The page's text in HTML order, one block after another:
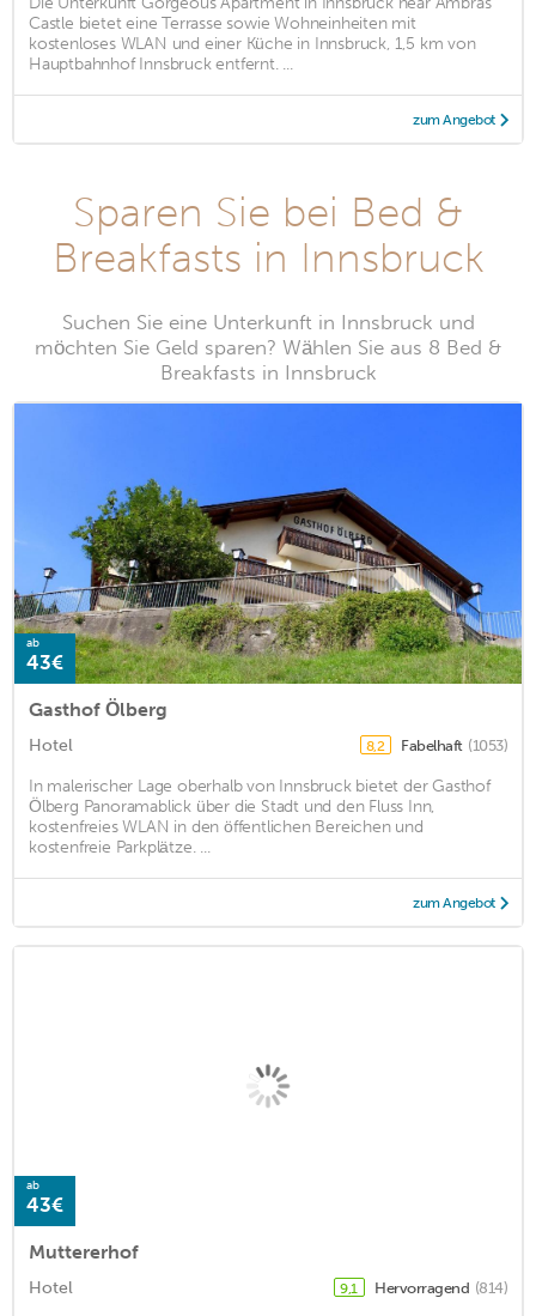
Castle bietet eine Terrasse sowie Wohneinheiten mit
kostenloses WLAN und einer Küche in Innsbruck, 1,5 km von
Hauptbahnhof Innsbruck entfernt. ...
zum Angebot
Sparen Sie bei Bed &
Breakfasts in Innsbruck
Suchen Sie eine Unterkunft in Innsbruck und
möchten Sie Geld sparen? Wählen Sie aus 8 Bed &
Breakfasts in Innsbruck
ab
43€
Gasthof Ölberg
Hotel 8,2 Fabelhaft (1053)
In malerischer Lage oberhalb von Innsbruck bietet der Gasthof
Ölberg Panoramablick über die Stadt und den Fluss Inn,
kostenfreies WLAN in den öffentlichen Bereichen und
kostenfreie Parkplätze. ...
zum Angebot
ab
43€
Muttererhof
Hotel 9,1 Hervorragend (814)